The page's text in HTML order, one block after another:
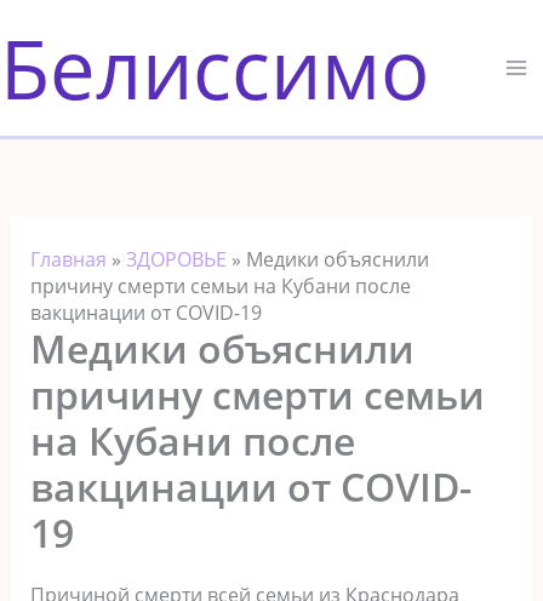
к
содержимому
Белиссимо
Главная » ЗДОРОВЬЕ » Медики объяснили
причину смерти семьи на Кубани после
вакцинации от COVID-19
Медики объяснили
причину смерти семьи
на Кубани после
вакцинации от COVID-
19
Причиной смерти всей семьи из Краснодара